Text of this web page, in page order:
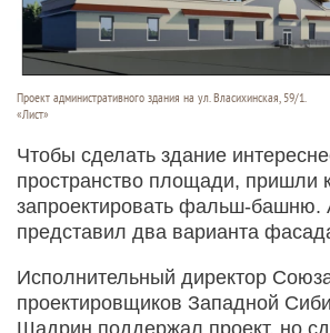
Проект административного здания на ул. Власихинская, 59/1.
«Лист»
Чтобы сделать здание
пространство площади, пришли
запроектировать фальш-башню.
представил два варианта
Исполнительный директор
проектировщиков Западной